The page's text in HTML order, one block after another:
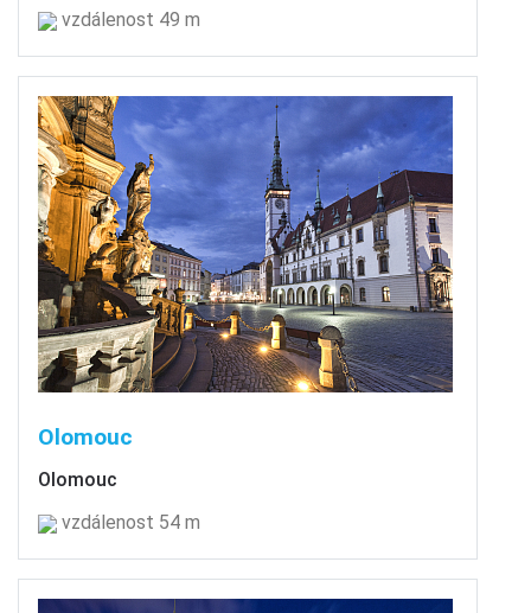
vzdálenost 49 m
Olomouc
Olomouc
vzdálenost 54 m